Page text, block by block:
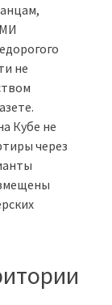
не
Кубе не
через